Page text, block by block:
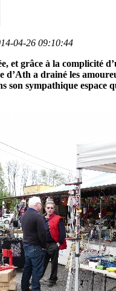
04-26 09:10:44
et grâce à la complicité
d’Ath a drainé les
son sympathique espace